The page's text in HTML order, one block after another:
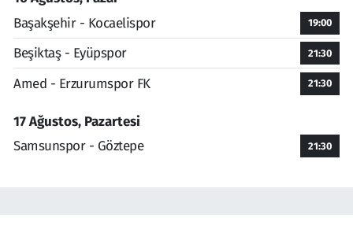
Başakşehir - Kocaelispor
19:00
Beşiktaş - Eyüpspor 21:30
Amed - Erzurumspor FK 21:30
17 Ağustos, Pazartesi
Samsunspor - Göztepe
21:30